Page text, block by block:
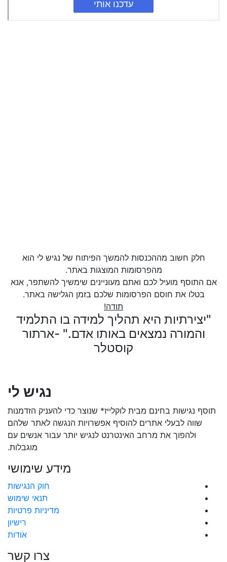
חלק חשוב מההכנסות להמשך הפיתוח של נגיש לי הוא
מהפרסומות המוצגות באתר.
אם התוסף מועיל לכם ואתם מעוניינים שימשיך להשתפר, אנא
בטלו את חוסם הפרסומות שלכם בזמן הגלישה באתר.
תודה!
"יצירתיות היא תהליך למידה בו התלמיד
והמורה נמצאים באותו אדם." -ארתור
קוסטלר
נגיש לי
תוסף נגישות בחינם מבית לוקלייז* שנוצר כדי להעניק הזדמנות
שווה לבעלי אתרים להוסיף אפשרויות הנגשה לאתר שלהם
ולהפוך את מרחב האינטרנט לנגיש יותר עבור אנשים עם
מוגבלות.
מידע שימושי
חוק הנגישות
תנאי שימוש
מדיניות פרטיות
רישיון
אודות
צרו קשר